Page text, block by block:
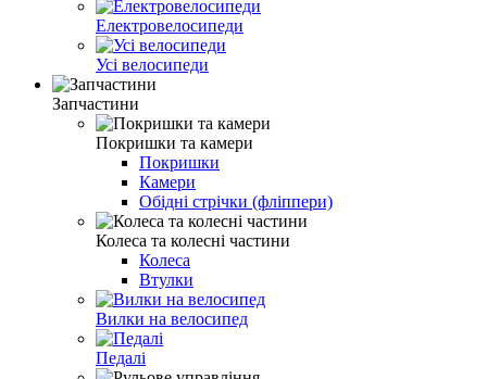
Електровелосипеди
Усі велосипеди
Запчастини
Покришки та камери
Покришки
Камери
Обідні стрічки (фліппери)
Колеса та колесні частини
Колеса
Втулки
Вилки на велосипед
Педалі